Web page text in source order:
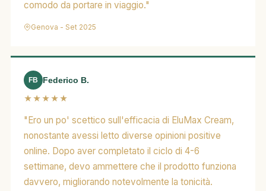
comodo da portare in viaggio."
Genova - Set 2025
FB
Federico B.
★★★★★
"Ero un po' scettico sull'efficacia di EluMax Cream,
nonostante avessi letto diverse opinioni positive
online. Dopo aver completato il ciclo di 4-6
settimane, devo ammettere che il prodotto funziona
davvero, migliorando notevolmente la tonicità.